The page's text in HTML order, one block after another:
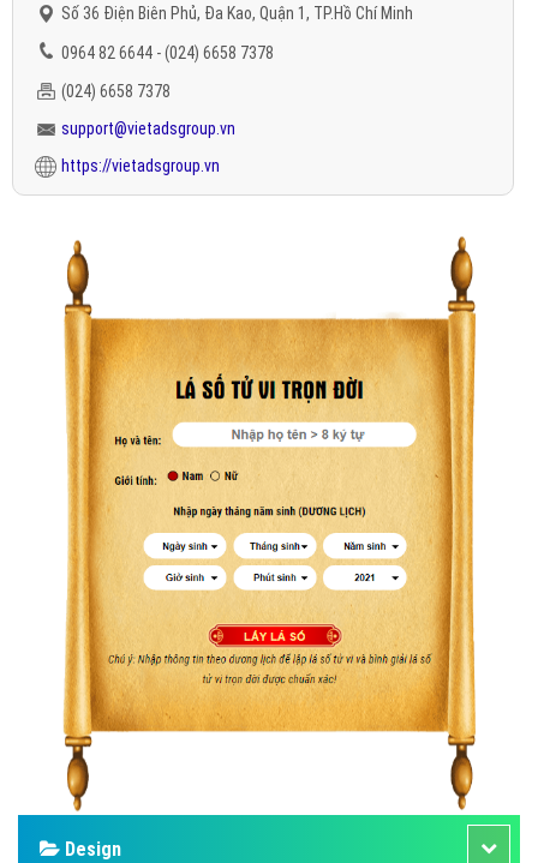
Số 36 Điện Biên Phủ, Đa Kao, Quận 1, TP.Hồ Chí Minh
0964 82 6644 - (024) 6658 7378
(024) 6658 7378
support@vietadsgroup.vn
https://vietadsgroup.vn
Design